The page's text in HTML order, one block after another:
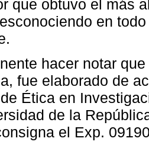
que obtuvo el más
en
hacer notar
fue elaborado de
Ética en
de la
el Exp.